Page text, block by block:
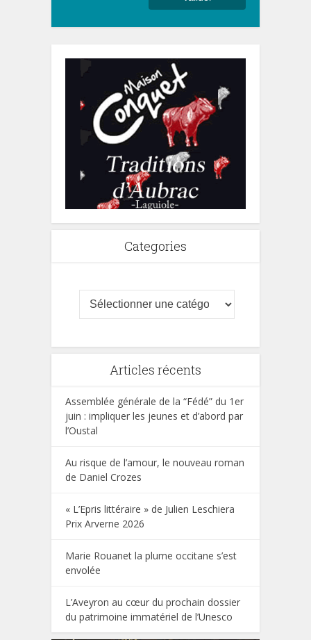
Categories
Articles récents
Assemblée générale de la “Fédé” du 1er
juin : impliquer les jeunes et d’abord par
l’Oustal
Au risque de l’amour, le nouveau roman
de Daniel Crozes
« L’Epris littéraire » de Julien Leschiera
Prix Arverne 2026
Marie Rouanet la plume occitane s’est
envolée
L’Aveyron au cœur du prochain dossier
du patrimoine immatériel de l’Unesco